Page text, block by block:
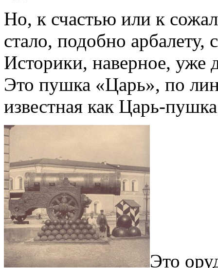
Но, к счастью или к
стало, подобно арбалету,
Историки, наверное, уже
Это пушка «Царь», по
известная как Царь-
Это